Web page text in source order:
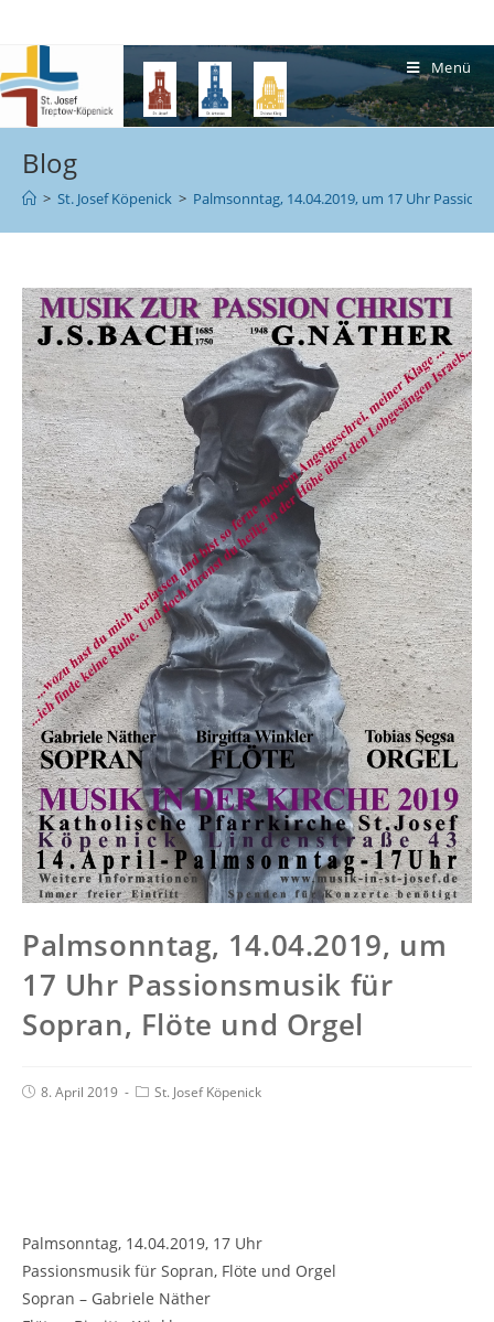
Menü
Blog
> St. Josef Köpenick > Palmsonntag, 14.04.2019, um 17 Uhr
Palmsonntag, 14.04.2019, um
17 Uhr Passionsmusik für
Sopran, Flöte und Orgel
8. April 2019 St. Josef Köpenick
Palmsonntag, 14.04.2019, 17 Uhr
Passionsmusik für Sopran, Flöte und Orgel
Sopran – Gabriele Näther